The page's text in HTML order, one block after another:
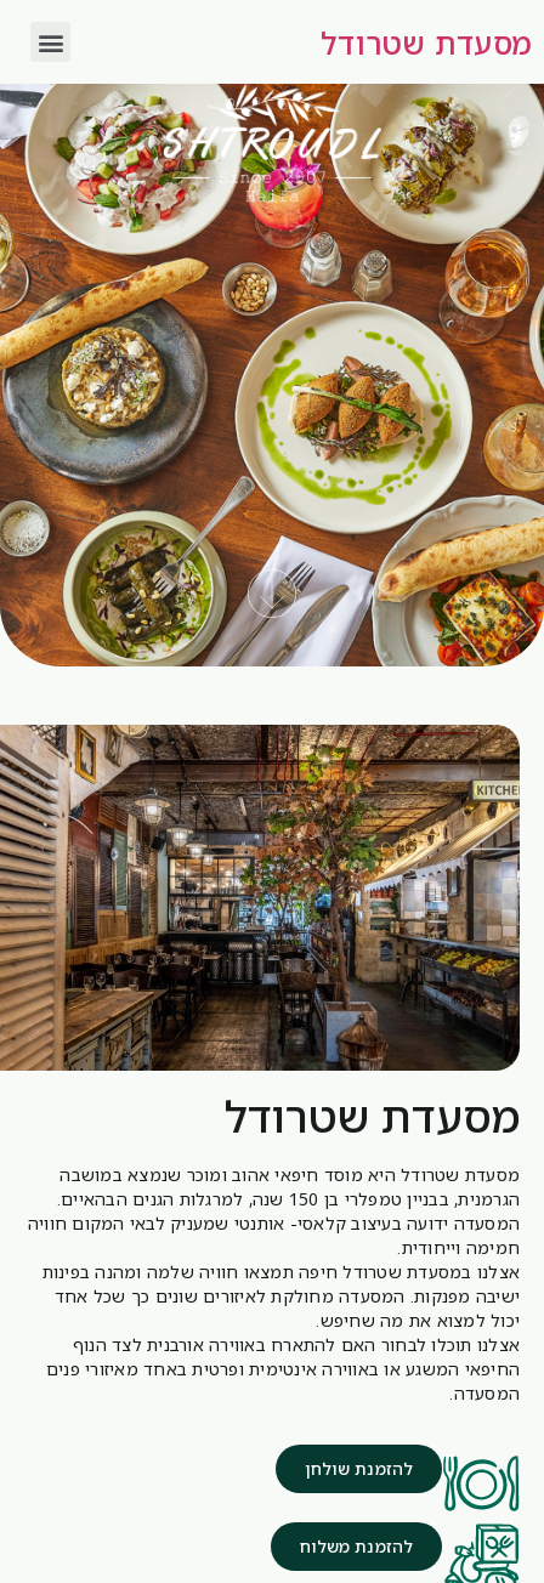
מסעדת שטרודל
מסעדת שטרודל
מסעדת שטרודל היא מוסד חיפאי אהוב ומוכר שנמצא במושבה
הגרמנית, בבניין טמפלרי בן 150 שנה, למרגלות הגנים הבהאיים.
המסעדה ידועה בעיצוב קלאסי- אותנטי שמעניק לבאי המקום חוויה
חמימה וייחודית.
אצלנו במסעדת שטרודל חיפה תמצאו חוויה שלמה ומהנה בפינות
ישיבה מפנקות. המסעדה מחולקת לאיזורים שונים כך שכל אחד
יכול למצוא את מה שחיפש.
אצלנו תוכלו לבחור האם להתארח באווירה אורבנית לצד הנוף
החיפאי המשגע או באווירה אינטימית ופרטית באחד מאיזורי פנים
המסעדה.
להזמנת שולחן
להזמנת משלוח